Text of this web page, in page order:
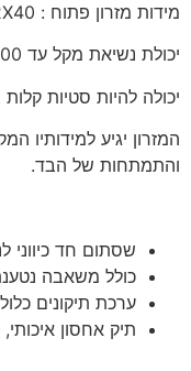
מידות מזרון פתוח : 200X152X40 ס"מ.
יכולת נשיאת מקל עד 300קג'.
יכולה להיות סטיות
המזרון יגיע למידותיו
והתמתחות של הבד.
שסתום חד כיווני
כולל משאבה
ערכת תיקונים
תיק אחסון